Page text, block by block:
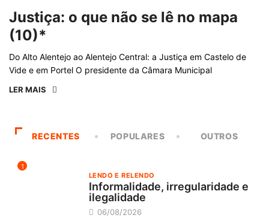
Justiça: o que não se lê no mapa
(10)*
Do Alto Alentejo ao Alentejo Central: a Justiça em Castelo de
Vide e em Portel O presidente da Câmara Municipal
LER MAIS
RECENTES POPULARES OUTROS
1
LENDO E RELENDO
Informalidade, irregularidade e
ilegalidade
06/08/2026